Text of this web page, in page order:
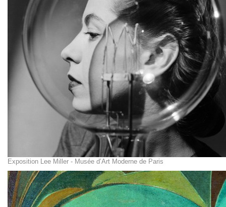
Exposition Lee Miller - Musée d’Art Moderne de Paris